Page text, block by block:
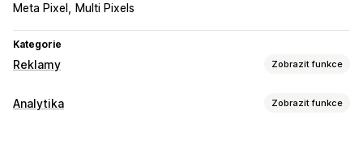
Meta Pixel
Multi Pixels
Kategorie
Reklamy Zobrazit funkce
Cílení
Analytika Zobrazit funkce